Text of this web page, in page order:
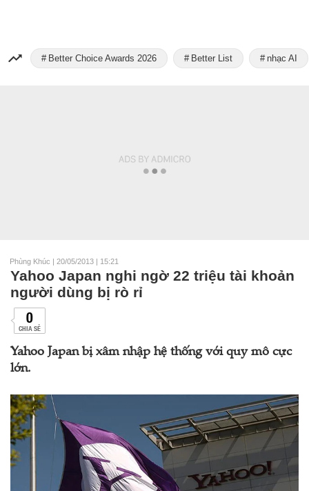
Better Choice Awards 2026 Better List nhạc AI
Phùng Khúc | 20/05/2013 | 15:21
Yahoo Japan nghi ngờ 22 triệu tài khoản
người dùng bị rò rỉ
0
CHIA SẺ
Yahoo Japan bị xâm nhập hệ thống với quy mô cực
lớn.